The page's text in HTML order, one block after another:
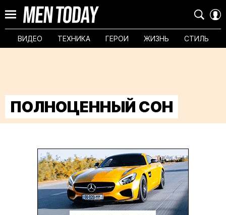
ВИДЕО ТЕХНИКА ГЕРОИ ЖИЗНЬ СТИЛЬ
ПОЛНОЦЕННЫЙ СОН